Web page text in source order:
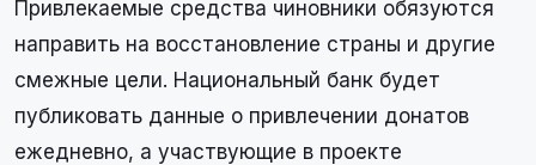
Привлекаемые средства чиновники обязуются
направить на восстановление страны и другие
смежные цели. Национальный банк будет
публиковать данные о привлечении донатов
ежедневно, а участвующие в проекте